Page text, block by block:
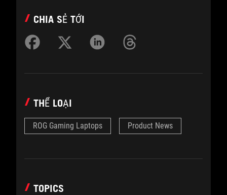
CHIA SẺ TỚI
THỂ LOẠI
ROG Gaming Laptops Product News
TOPICS